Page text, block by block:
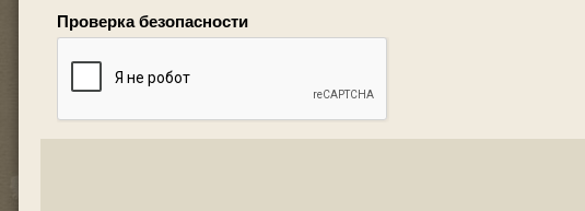
Проверка безопасности